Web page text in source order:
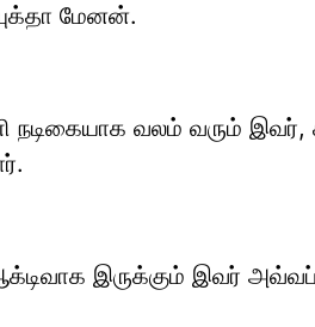
மேனன்.
வலம் வரும் இவர்,
இருக்கும் இவர்